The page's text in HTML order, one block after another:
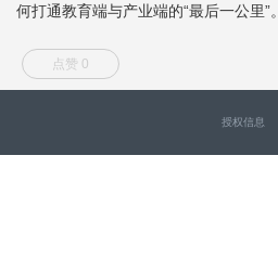
何打通教育端与产业端的“最后一公里”。
点赞 0
授权信息